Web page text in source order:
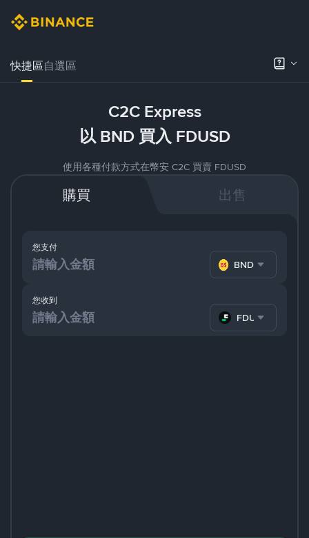
快捷區自選區
C2C Express
以 BND 買入 FDUSD
使用各種付款方式在幣安 C2C 買賣 FDUSD
購買 出售
您支付
BND
您收到
FDUSD